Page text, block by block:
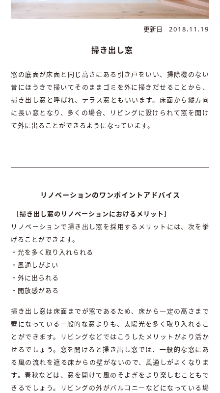
更新日 2018.11.19
掃き出し窓
窓の底面が床面と同じ高さにある引き戸をいい、掃除機のない
昔にほうきで掃いてそのままゴミを外に掃きだせることから、
掃き出し窓と呼ばれ、テラス窓ともいいます。床面から縦方向
に長い窓となり、多くの場合、リビングに設けられて窓を開け
て外に出ることができるようになっています。
リノベーションのワンポイントアドバイス
［掃き出し窓のリノベーションにおけるメリット］
リノベーションで掃き出し窓を採用するメリットには、次を挙
げることができます。
・光を多く取り入れられる
・風通しがよい
・外に出られる
・開放感がある
掃き出し窓は床面までが窓であるため、床から一定の高さまで
壁になっている一般的な窓よりも、太陽光を多く取り入れるこ
とができます。リビングなどではこうしたメリットがより活か
せるでしょう。窓を開けると掃き出し窓では、一般的な窓にあ
る風の流れを遮る床からの壁がないので、風通しがよくなりま
す。春秋などは、窓を開けて風のそよぎをより楽しむこともで
きるでしょう。リビングの外がバルコニーなどになっている場